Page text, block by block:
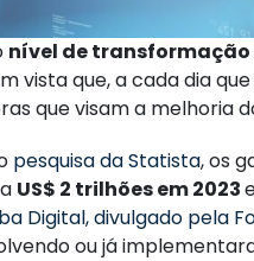
nível de
vista que, a cada dia
que visam a melhoria
pesquisa da Statista, os
US$ 2 trilhões em 2023
Digital, divulgado pela
ou já